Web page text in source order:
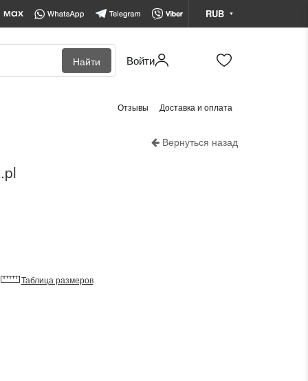
RUB
Казахстанский тенге
Российский рубль
Найти Войти
Отзывы Доставка и оплата
Вернуться назад
Таблица размеров